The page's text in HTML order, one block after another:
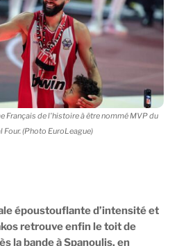
Français de l'histoire à être nommé MVP du
Four. (Photo EuroLeague)
époustouflante d’intensité et
retrouve enfin le toit de
la bande à Spanoulis, en